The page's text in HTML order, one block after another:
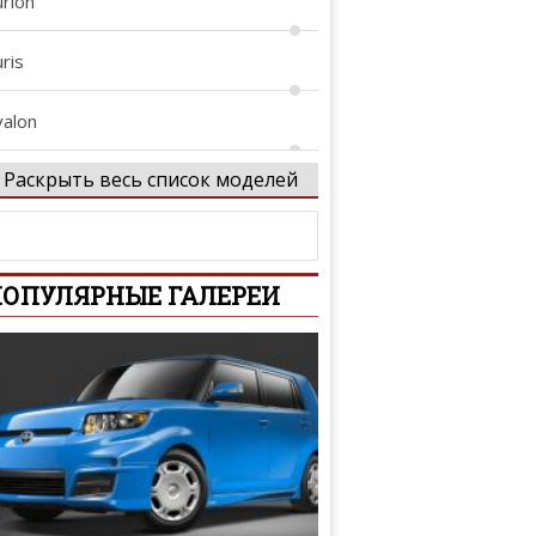
Verso
Раскрыть весь список моделей
ГАЛЕРЕИ